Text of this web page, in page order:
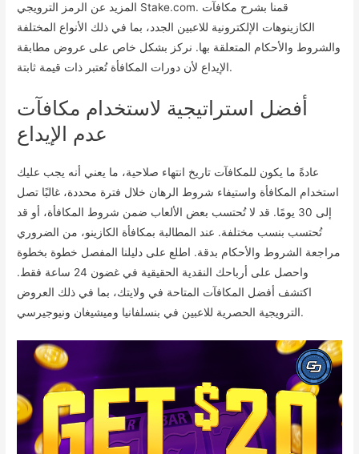
المزيد عن الرمز الترويجي Stake.com. قمنا بشرح مكافآت
الكازينوهات الإلكترونية للاعبين الجدد، بما في ذلك الأنواع المختلفة
والشروط والأحكام المتعلقة بها. نركز بشكل خاص على عروض مطابقة
الإيداع لأن دورات المكافأة تُعتبر ذات قيمة ثابتة.
أفضل استراتيجية لاستخدام مكافآت
عدم الإيداع
عادةً ما يكون للمكافآت تاريخ انتهاء صلاحية، ما يعني أنه يجب عليك
استخدام المكافأة واستيفاء شروط الرهان خلال فترة محددة، غالبًا تصل
إلى 30 يومًا. قد لا تُحتسب بعض الألعاب ضمن شروط المكافأة، أو قد
تُحتسب بنسب مختلفة. عند المطالبة بمكافأة الكازينو، من الضروري
مراجعة الشروط والأحكام بدقة. اطلع على دليلنا المفصل خطوة بخطوة
واحصل على أرباحك النقدية الحقيقية في غضون 24 ساعة فقط.
اكتشف أفضل المكافآت المتاحة في ولايتك، بما في ذلك العروض
الترويجية الحصرية للاعبين في بنسلفانيا وميشيغان ونيوجيرسي.